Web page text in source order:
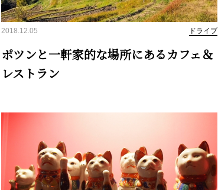
2018.12.05 ドライブ
ポツンと一軒家的な場所にあるカフェ＆
レストラン